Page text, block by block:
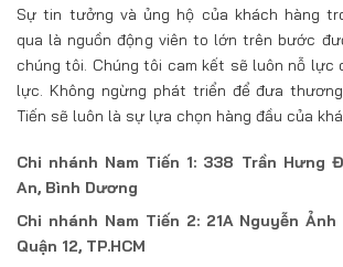
Sự tin tưởng và ủng hộ của khách hàng
qua là nguồn động viên to lớn trên bước
chúng tôi. Chúng tôi cam kết sẽ luôn nỗ lực
lực. Không ngừng phát triển để đưa
Tiến sẽ luôn là sự lựa chọn hàng đầu của
Chi nhánh Nam Tiến 1: 338 Trần Hưng
An, Bình Dương
Chi nhánh Nam Tiến 2: 21A Nguyễn
Quận 12, TP.HCM